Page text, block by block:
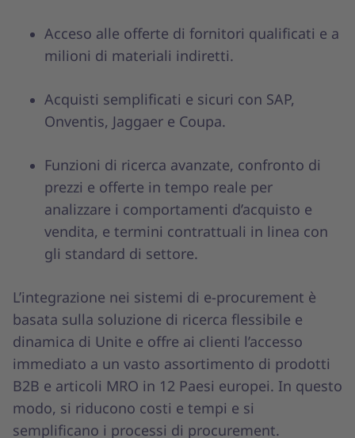
Acceso alle offerte di fornitori qualificati e a
milioni di materiali indiretti.
Acquisti semplificati e sicuri con SAP,
Onventis, Jaggaer e Coupa.
Funzioni di ricerca avanzate, confronto di
prezzi e offerte in tempo reale per
analizzare i comportamenti d’acquisto e
vendita, e termini contrattuali in linea con
gli standard di settore.
L’integrazione nei sistemi di e-procurement è
basata sulla soluzione di ricerca flessibile e
dinamica di Unite e offre ai clienti l’accesso
immediato a un vasto assortimento di prodotti
B2B e articoli MRO in 12 Paesi europei. In questo
modo, si riducono costi e tempi e si
semplificano i processi di procurement.